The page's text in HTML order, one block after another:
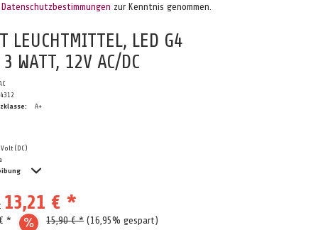
Datenschutzbestimmungen zur Kenntnis genommen.
LEUCHTMITTEL, LED G4
WATT, 12V AC/DC
A+
(DC)
13,21 € *
* 15,90 € * (16,95% gespart)